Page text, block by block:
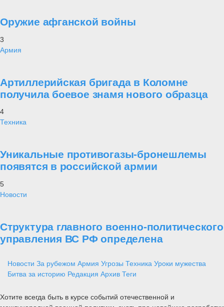
Оружие афганской войны
3
Армия
Артиллерийская бригада в Коломне
получила боевое знамя нового образца
4
Техника
Уникальные противогазы-бронешлемы
появятся в российской армии
5
Новости
Структура главного военно-политического
управления ВС РФ определена
Новости За рубежом Армия Угрозы Техника Уроки мужества
Битва за историю Редакция Архив Теги
Хотите всегда быть в курсе событий отечественной и